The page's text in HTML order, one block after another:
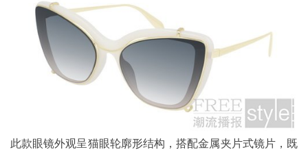
此款眼镜外观呈猫眼轮廓形结构，搭配金属夹片式镜片，既